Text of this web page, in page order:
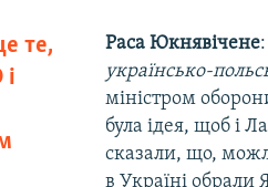
те,
Раса Юкнявічене
українсько-
міністром
була ідея, щоб і
сказали, що,
в Україні обрали